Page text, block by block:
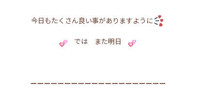
今日もたくさん良い事がありますように
では また明日
ーーーーーーーーーーーーーーーーーーーー